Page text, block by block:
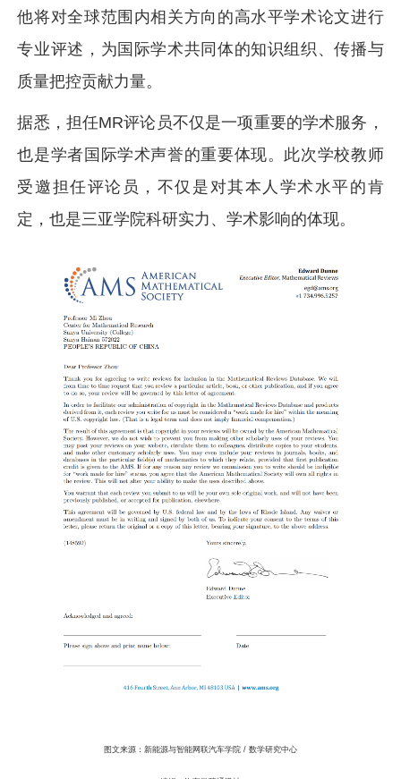
他将对全球范围内相关方向的高水平学术论文进行
专业评述，为国际学术共同体的知识组织、传播与
质量把控贡献力量。
据悉，担任MR评论员不仅是一项重要的学术服务，
也是学者国际学术声誉的重要体现。此次学校教师
受邀担任评论员，不仅是对其本人学术水平的肯
定，也是三亚学院科研实力、学术影响的体现。
图文来源：新能源与智能网联汽车学院 / 数学研究中心